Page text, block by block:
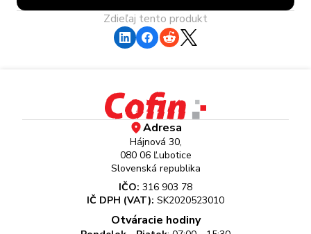
Zdieľaj tento produkt
Adresa
Hájnová 30,
080 06 Ľubotice
Slovenská republika
IČO: 316 903 78
IČ DPH (VAT): SK2020523010
Otváracie hodiny